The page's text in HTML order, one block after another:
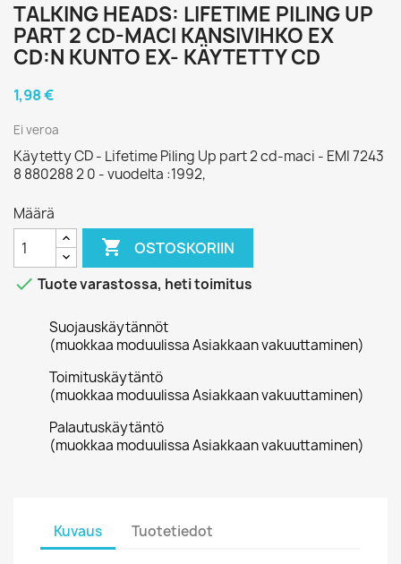
TALKING HEADS: LIFETIME PILING UP
PART 2 CD-MACI KANSIVIHKO EX
CD:N KUNTO EX- KÄYTETTY CD
1,98 €
Ei veroa
Käytetty CD - Lifetime Piling Up part 2 cd-maci - EMI 7243
8 880288 2 0 - vuodelta :1992,
Määrä
 OSTOSKORIIN
 Tuote varastossa, heti toimitus
Suojauskäytännöt
(muokkaa moduulissa Asiakkaan vakuuttaminen)
Toimituskäytäntö
(muokkaa moduulissa Asiakkaan vakuuttaminen)
Palautuskäytäntö
(muokkaa moduulissa Asiakkaan vakuuttaminen)
Kuvaus Tuotetiedot